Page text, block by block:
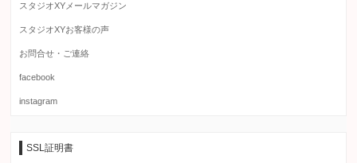
スタジオXYメールマガジン
スタジオXYお客様の声
お問合せ・ご連絡
facebook
instagram
SSL証明書